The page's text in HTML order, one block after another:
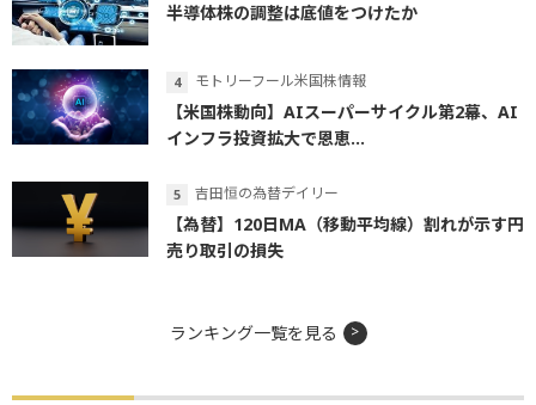
半導体株の調整は底値をつけたか
モトリーフール米国株情報
【米国株動向】AIスーパーサイクル第2幕、AI
インフラ投資拡大で恩恵...
吉田恒の為替デイリー
【為替】120日MA（移動平均線）割れが示す円
売り取引の損失
ランキング一覧を見る